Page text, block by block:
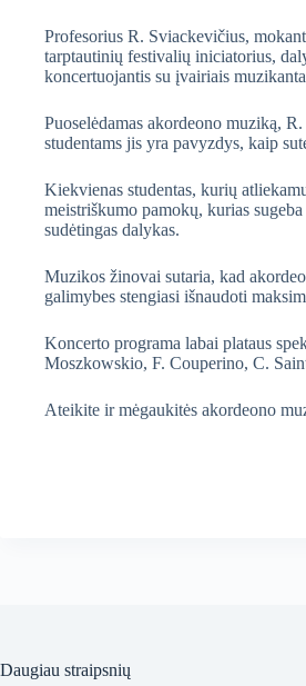
Profesorius R. Sviackevičius,
tarptautinių festivalių iniciatorius,
koncertuojantis su įvairiais
Puoselėdamas akordeono muziką,
studentams jis yra pavyzdys, kaip
Kiekvienas studentas, kurių
meistriškumo pamokų, kurias
sudėtingas dalykas.
Muzikos žinovai sutaria, kad
galimybes stengiasi išnaudoti
Koncerto programa labai plataus
Moszkowskio, F. Couperino, C.
Ateikite ir mėgaukitės akordeono
Daugiau straipsnių